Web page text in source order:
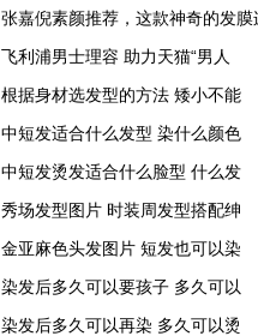
张嘉倪素颜推荐，这款神奇的发膜
飞利浦男士理容 助力天猫“男人
根据身材选发型的方法 矮小不能
中短发适合什么发型 染什么颜色
中短发烫发适合什么脸型 什么发
秀场发型图片 时装周发型搭配绅
金亚麻色头发图片 短发也可以染
染发后多久可以要孩子 多久可以
染发后多久可以再染 多久可以烫